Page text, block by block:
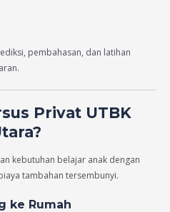
pembahasan, dan latihan
Privat UTBK
kebutuhan belajar anak dengan
tambahan tersembunyi.
ke Rumah